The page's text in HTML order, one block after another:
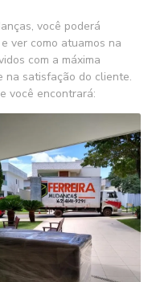
você poderá
ver como atuamos na
com a máxima
na satisfação do cliente.
você encontrará: